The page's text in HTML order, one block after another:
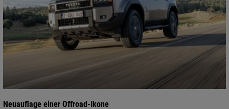
Neuauflage einer Offroad-Ikone